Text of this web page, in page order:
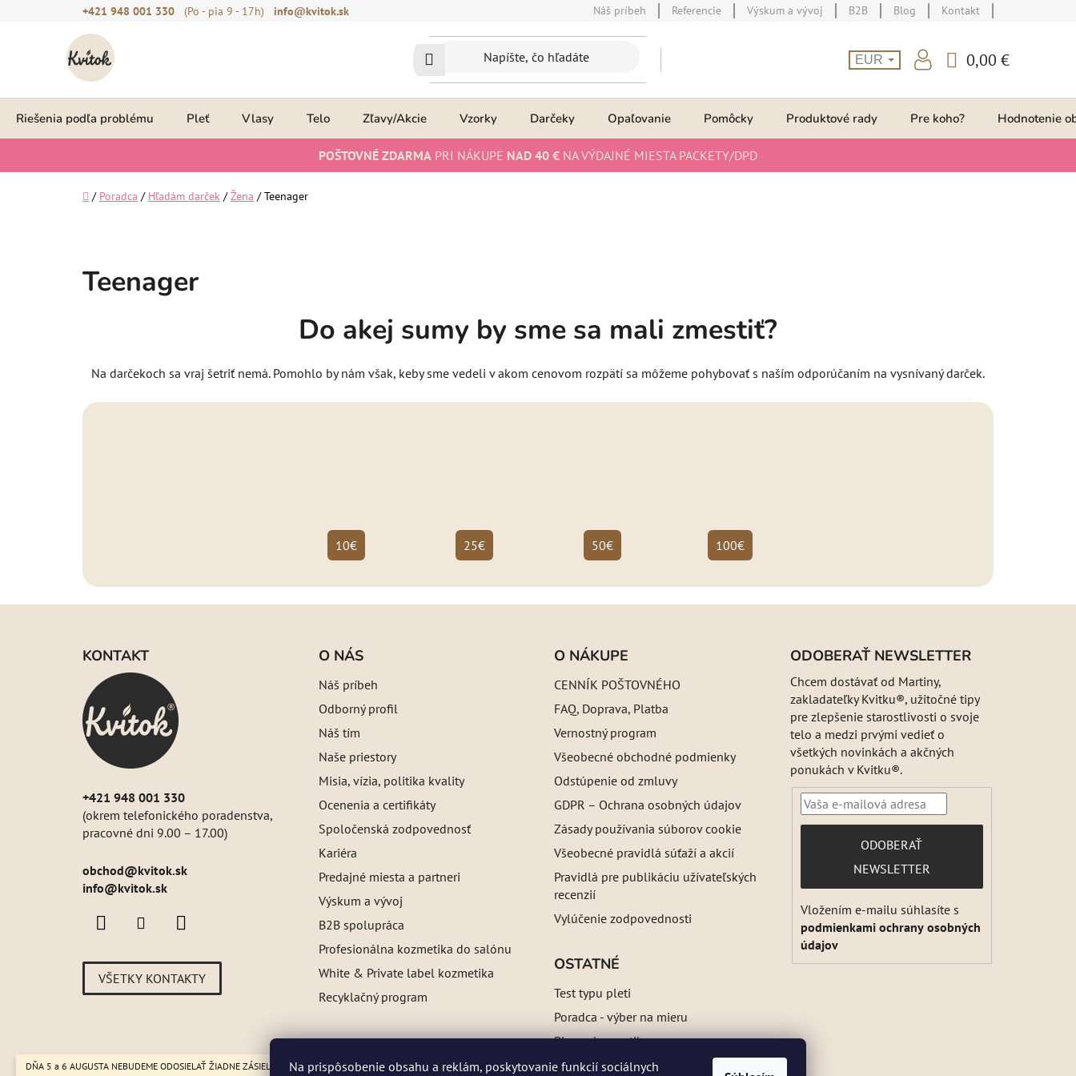
Na prispôsobenie obsahu a reklám, poskytovanie funkcií sociálnych
DŇA 5 a 6 AUGUSTA NEBUDEME ODOSIELAŤ ŽIADNE ZÁSIELKY. ☀️ Letná prevádzka:
+421 948 001 330 (Po - pia 9 - 17h) info@kvitok.sk Náš príbeh Referencie Výskum a vývoj B2B Blog Kontakt
EUR
KOŠÍK
0,00 €
Riešenia podľa problému Pleť Vlasy Telo Zľavy/Akcie Vzorky Darčeky Opaľovanie Pomôcky Produktové rady Pre koho? Hodnotenie
POŠTOVNÉ ZDARMA PRI NÁKUPE NAD 40 € NA VÝDAJNÉ MIESTA PACKETY/DPD
Domov
/ Poradca / Hľadám darček / Žena / Teenager
Teenager
Do akej sumy by sme sa mali zmestiť?
Na darčekoch sa vraj šetriť nemá. Pomohlo by nám však, keby sme vedeli v akom cenovom rozpätí sa môžeme pohybovať s naším odporúčaním na vysnívaný darček.
10€ 25€ 50€ 100€
KONTAKT
+421 948 001 330
(okrem telefonického poradenstva,
pracovné dni 9.00 – 17.00)
obchod@kvitok.sk
info@kvitok.sk
VŠETKY KONTAKTY
O NÁS
Náš príbeh
Odborný profil
Náš tím
Naše priestory
Misia, vízia, politika kvality
Ocenenia a certifikáty
Spoločenská zodpovednosť
Kariéra
Predajné miesta a partneri
Výskum a vývoj
B2B spolupráca
Profesionálna kozmetika do salónu
White & Private label kozmetika
Recyklačný program
O NÁKUPE
CENNÍK POŠTOVNÉHO
FAQ, Doprava, Platba
Vernostný program
Všeobecné obchodné podmienky
Odstúpenie od zmluvy
GDPR – Ochrana osobných údajov
Zásady používania súborov cookie
Všeobecné pravidlá súťaží a akcií
Pravidlá pre publikáciu užívateľských
recenzií
Vylúčenie zodpovednosti
OSTATNÉ
Test typu pleti
Poradca - výber na mieru
Blog o kozmetike
Referencie
ODOBERAŤ NEWSLETTER
Chcem dostávať od Martiny,
zakladateľky Kvitku®, užitočné tipy
pre zlepšenie starostlivosti o svoje
telo a medzi prvými vedieť o
všetkých novinkách a akčných
ponukách v Kvitku®.
PRIHLÁSIŤ
SA
ODOBERAŤ
NEWSLETTER
Vložením e-mailu súhlasíte s
podmienkami ochrany osobných
údajov